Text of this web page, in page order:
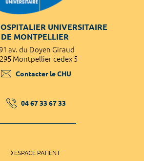
UNIVERSITAIRE
DE MONTPELLIER
av. du Doyen Giraud
Montpellier cedex 5
Contacter le CHU
04 67 33 67 33
ESPACE PATIENT